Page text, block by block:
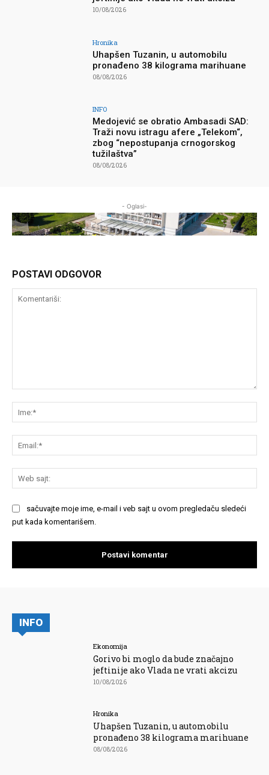
10/08/2026
Hronika
Uhapšen Tuzanin, u automobilu
pronađeno 38 kilograma marihuane
08/08/2026
INFO
Medojević se obratio Ambasadi SAD:
Traži novu istragu afere „Telekom“,
zbog “nepostupanja crnogorskog
tužilaštva”
08/08/2026
- Oglasi-
POSTAVI ODGOVOR
sačuvajte moje ime, e-mail i veb sajt u ovom pregledaču sledeći
put kada komentarišem.
INFO
Ekonomija
Gorivo bi moglo da bude značajno
jeftinije ako Vlada ne vrati akcizu
10/08/2026
Hronika
Uhapšen Tuzanin, u automobilu
pronađeno 38 kilograma marihuane
08/08/2026